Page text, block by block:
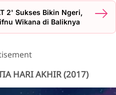
2' Sukses Bikin Ngeri,
Wikana di Baliknya
HARI AKHIR (2017)